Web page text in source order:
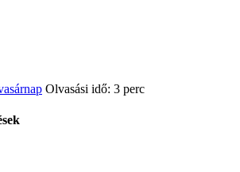
Olvasási idő: 3 perc